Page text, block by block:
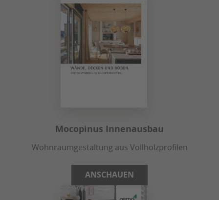
Mocopinus Innenausbau
Wohnraumgestaltung aus Vollholzprofilen
ANSCHAUEN